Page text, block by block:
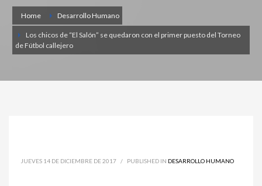
Home Desarrollo Humano
Los chicos de “El Salón” se quedaron con el primer puesto del Torneo
de Fútbol callejero
JUEVES 14 DE DICIEMBRE DE 2017 / PUBLISHED IN DESARROLLO HUMANO